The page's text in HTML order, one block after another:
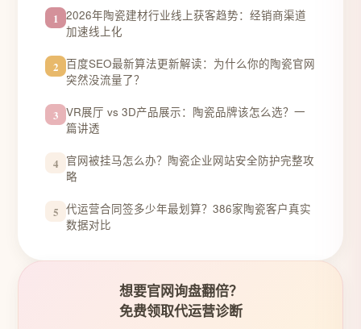
1 2026年陶瓷建材行业线上获客趋势：经销商渠道
加速线上化
2 百度SEO最新算法更新解读：为什么你的陶瓷官网
突然没流量了？
3 VR展厅 vs 3D产品展示：陶瓷品牌该怎么选？一
篇讲透
4 官网被挂马怎么办？陶瓷企业网站安全防护完整攻
略
5 代运营合同签多少年最划算？386家陶瓷客户真实
数据对比
想要官网询盘翻倍？
免费领取代运营诊断